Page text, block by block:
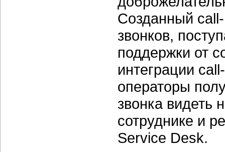
Созданный
звонков,
поддержки от
интеграции
операторы
звонка
сотруднике и
Service Desk.